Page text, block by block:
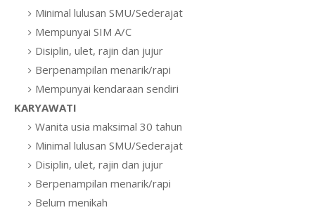
Minimal lulusan SMU/Sederajat
Mempunyai SIM A/C
Disiplin, ulet, rajin dan jujur
Berpenampilan menarik/rapi
Mempunyai kendaraan sendiri
KARYAWATI
Wanita usia maksimal 30 tahun
Minimal lulusan SMU/Sederajat
Disiplin, ulet, rajin dan jujur
Berpenampilan menarik/rapi
Belum menikah